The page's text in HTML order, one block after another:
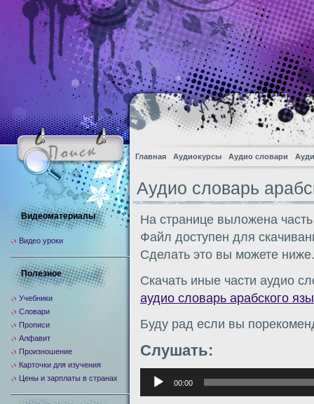
Главная Аудиокурсы Аудио словари
Аудио словарь
На странице выложена
Файл доступен для
Сделать это вы можете ниже.
Скачать иные части аудио
аудио словарь арабского
Буду рад если вы
Слушать:
Аудиоплеер
00:00
Видеоматериалы
Видео уроки
Полезное
Учебники
Словари
Прописи
Алфавит
Произношение
Карточки для изучения
Цены и зарплаты в странах